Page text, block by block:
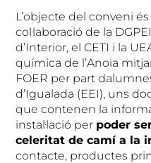
L’objecte del conveni
col·laboració de la
d’Interior, el CETI i la
química de l’Anoia
FOER per part
d’Igualada (EEI), uns
que contenen la
instal·lació per poder
celeritat de camí a la
contacte, productes